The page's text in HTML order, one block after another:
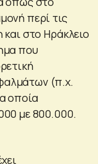
περί τις
στο Ηράκλειο
που
(π.χ.
οποία
με 800.000.